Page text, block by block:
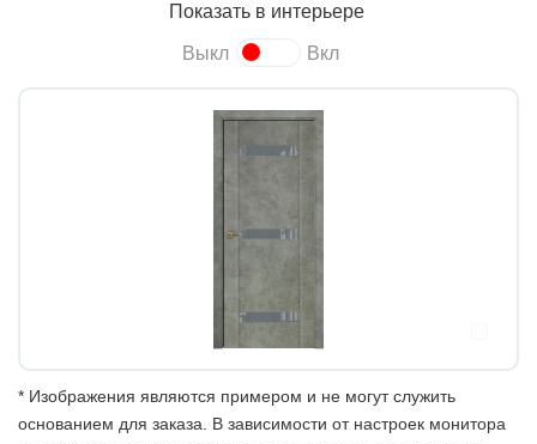
Показать в интерьере
Выкл Вкл
* Изображения являются примером и не могут служить
основанием для заказа. В зависимости от настроек монитора